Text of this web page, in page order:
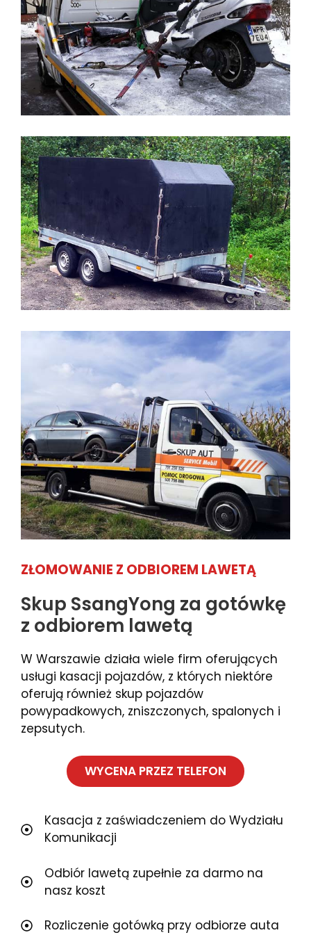
ZŁOMOWANIE Z ODBIOREM LAWETĄ
Skup SsangYong za gotówkę
z odbiorem lawetą
W Warszawie działa wiele firm oferujących
usługi kasacji pojazdów, z których niektóre
oferują również skup pojazdów
powypadkowych, zniszczonych, spalonych i
zepsutych.
WYCENA PRZEZ TELEFON
Kasacja z zaświadczeniem do Wydziału
Komunikacji
Odbiór lawetą zupełnie za darmo na
nasz koszt
Rozliczenie gotówką przy odbiorze auta